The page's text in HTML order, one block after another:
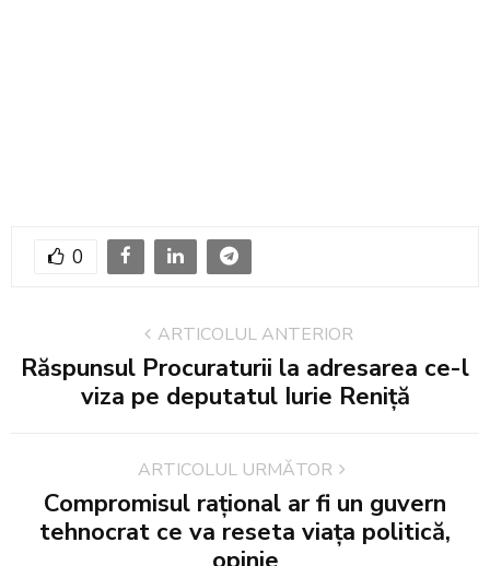
0
ARTICOLUL ANTERIOR
Răspunsul Procuraturii la adresarea ce-l
viza pe deputatul Iurie Reniță
ARTICOLUL URMĂTOR
Compromisul rațional ar fi un guvern
tehnocrat ce va reseta viața politică,